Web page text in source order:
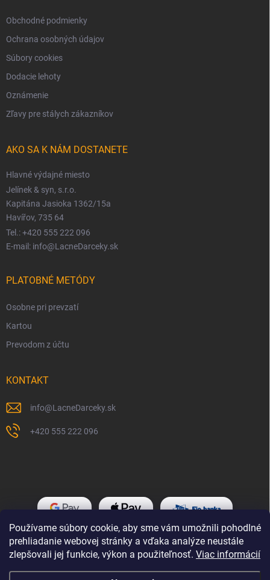
Používame súbory cookie, aby sme vám umožnili pohodlné
prehliadanie webovej stránky a vďaka analýze neustále
zlepšovali jej funkcie, výkon a použiteľnosť. Viac informácií
Obchodné podmienky
Ochrana osobných údajov
Súbory cookies
Dodacie lehoty
Oznámenie
Zľavy pre stálych zákazníkov
AKO SA K NÁM DOSTANETE
Hlavné výdajné miesto
Jelínek & syn, s.r.o.
Kapitána Jasioka 1362/15a
Havířov, 735 64
Tel.: +420 555 222 096
E-mail: info@LacneDarceky.sk
PLATOBNÉ METÓDY
Osobne pri prevzatí
Kartou
Prevodom z účtu
KONTAKT
info@LacneDarceky.sk
+420 555 222 096